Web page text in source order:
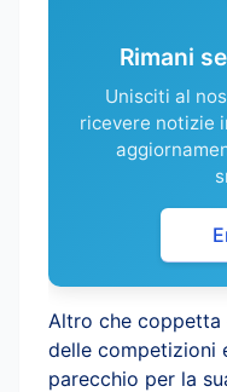
Rimani
Unisciti al
ricevere notizie
Altro che coppetta
delle competizioni
parecchio per la